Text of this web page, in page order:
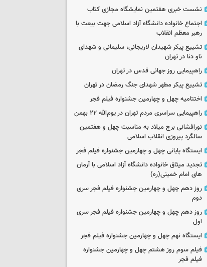
نشست خبری هفتمین نمایشگاه مجازی کتاب
اجتماع خانواده دانشگاه آزاد اسلامی جهت بیعت با
رهبر معظم انقلاب
تشییع پیکر شهیدان لاریجانی، سلیمانی و شهدای
ناو دنا در تهران
راهپیمایی روز جهانی قدس در تهران
تشییع پیکر مطهر شهدای جنگ رمضان در تهران
اختتامیه چهل و چهارمین جشنواره فیلم فجر
راهپیمایی سراسری مردم تهران در یوم‌الله ۲۲ بهمن
نورافشانی برج میلاد به مناسبت چهل‌ و هفتمین
سالگرد پیروزی انقلاب اسلامی
ایستگاه پایانی چهل و چهارمین جشنواره فیلم فجر
تجدید میثاق خانواده دانشگاه آزاد اسلامی با آرمان
های امام خمینی(ره)
روز دهم چهل و چهارمین جشنواره فیلم فجر سری
دوم
روز دهم چهل و چهارمین جشنواره فیلم فجر سری
اول
ایستگاه نهم چهل و چهارمین جشنواره فیلم فجر
فیلم سوم روز هشتم چهل و چهارمین جشنواره
فیلم فجر